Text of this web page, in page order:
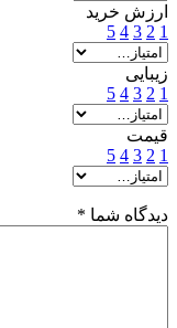
ارزش خرید
1
2
3
4
5
زیبایی
1
2
3
4
5
قیمت
1
2
3
4
5
دیدگاه شما *